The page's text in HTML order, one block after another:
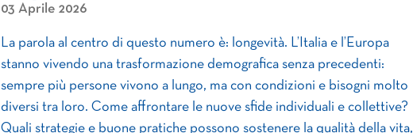
03 Aprile 2026
La parola al centro di questo numero è: longevità. L’Italia e l’Europa
stanno vivendo una trasformazione demografica senza precedenti:
sempre più persone vivono a lungo, ma con condizioni e bisogni molto
diversi tra loro. Come affrontare le nuove sfide individuali e collettive?
Quali strategie e buone pratiche possono sostenere la qualità della vita,